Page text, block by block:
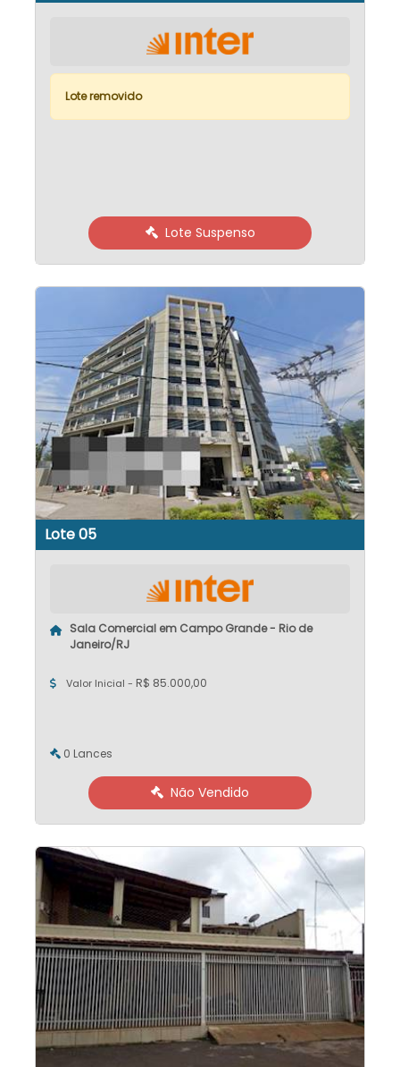
Lote removido
Lote Suspenso
Lote 05
Sala Comercial em Campo Grande - Rio de
Janeiro/RJ
Valor Inicial - R$ 85.000,00
0 Lances
Não Vendido